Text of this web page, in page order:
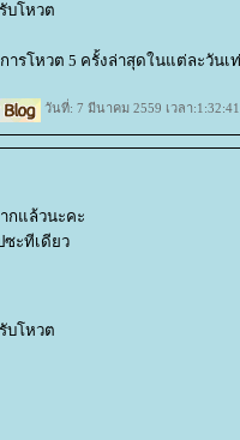
บโหวต
รโหวต 5 ครั้งล่าสุดในแต่ละวันเ
วันที่: 7 มีนาคม 2559 เวลา
กแล้วนะคะ
ะทีเดียว
บโหวต